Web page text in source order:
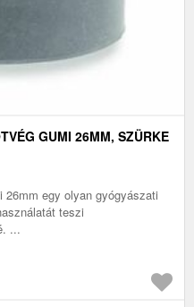
GUMI 26MM, SZÜRKE
egy olyan gyógyászati
teszi
...